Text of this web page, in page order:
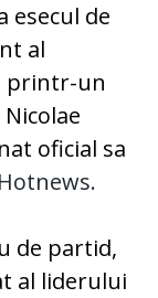
esecul de
al
printr-un
oficial sa
Hotnews.
de partid,
al liderului